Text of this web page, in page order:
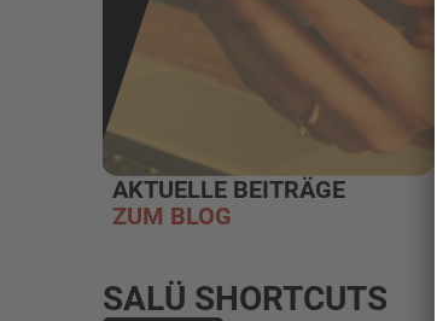
AKTUELLE BEITRÄGE
ZUM BLOG
SALÜ SHORTCUTS